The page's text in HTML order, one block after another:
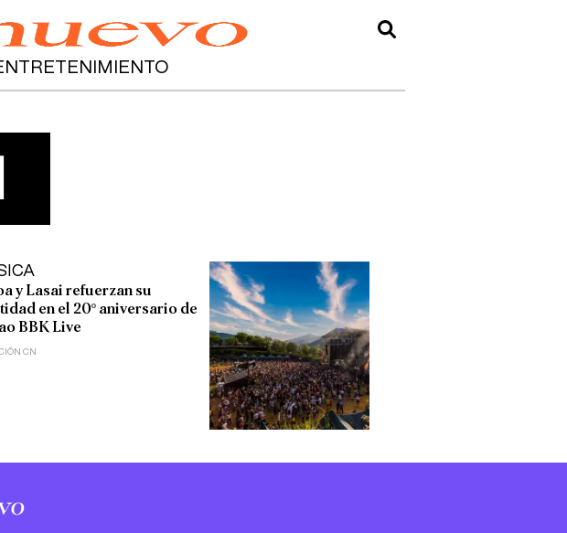
y Lasai refuerzan su
en el 20º aniversario de
BBK Live
CN